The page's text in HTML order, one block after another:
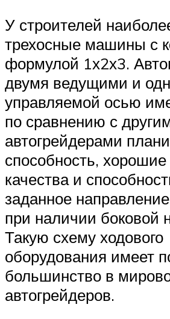
У строителей
трехосные машины с
формулой 1х2х3.
двумя ведущими и
управляемой осью
по сравнению с
автогрейдерами
способность, хорошие
качества и
заданное
при наличии боковой
Такую схему ходового
оборудования имеет
большинство в
автогрейдеров.